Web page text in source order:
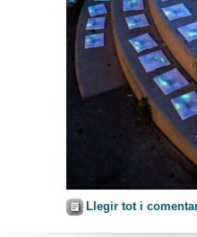
Llegir tot i